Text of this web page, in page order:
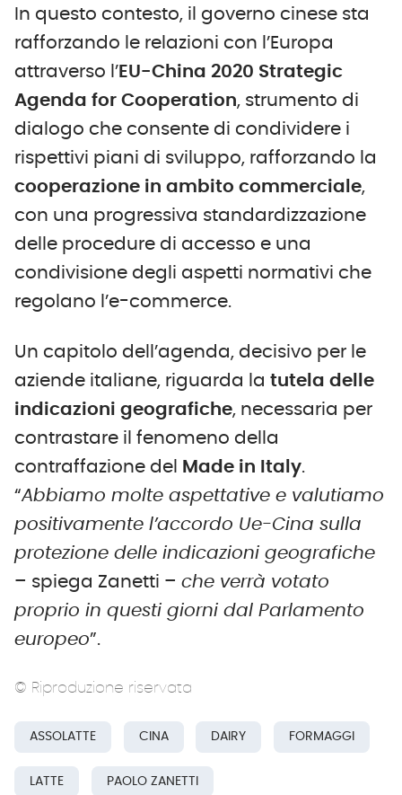
In questo contesto, il governo cinese sta
rafforzando le relazioni con l’Europa
attraverso l’ EU-China 2020 Strategic
Agenda for Cooperation, strumento di
dialogo che consente di condividere i
rispettivi piani di sviluppo, rafforzando la
cooperazione in ambito commerciale,
con una progressiva standardizzazione
delle procedure di accesso e una
condivisione degli aspetti normativi che
regolano l’e-commerce.
Un capitolo dell’agenda, decisivo per le
aziende italiane, riguarda la tutela delle
indicazioni geografiche, necessaria per
contrastare il fenomeno della
contraffazione del
Made in Italy.
“Abbiamo molte aspettative e valutiamo
positivamente l’accordo Ue-Cina sulla
protezione delle indicazioni geografiche
– spiega Zanetti – che verrà votato
proprio in questi giorni dal Parlamento
europeo”.
© Riproduzione riservata
ASSOLATTE CINA DAIRY FORMAGGI
LATTE PAOLO ZANETTI